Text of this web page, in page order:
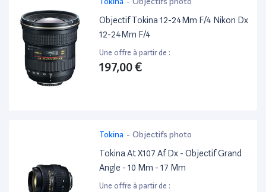
Objectif Tokina 12-24Mm F/4 Nikon Dx
12-24Mm F/4
Une offre à partir de :
197,00 €
Tokina - Objectifs photo
Tokina At X107 Af Dx - Objectif Grand
Angle - 10 Mm - 17 Mm
Une offre à partir de :